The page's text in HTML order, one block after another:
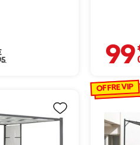
de 29,95 € à 24,90 €
99,00 €
OFFRE VIP